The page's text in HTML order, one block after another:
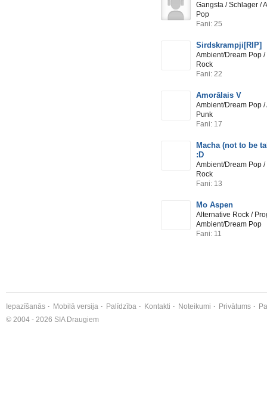
Gangsta / Schlager /
Pop
Fani: 25
Sirdskrampji[RIP]
Ambient/Dream Pop
Rock
Fani: 22
Amorālais V
Ambient/Dream Pop /
Punk
Fani: 17
Macha (not to be
:D
Ambient/Dream Pop
Rock
Fani: 13
Mo Aspen
Alternative Rock /
Ambient/Dream Pop
Fani: 11
Iepazīšanās Mobilā versija Palīdzība Kontakti Noteikumi Privātums
© 2004 - 2026 SIA Draugiem